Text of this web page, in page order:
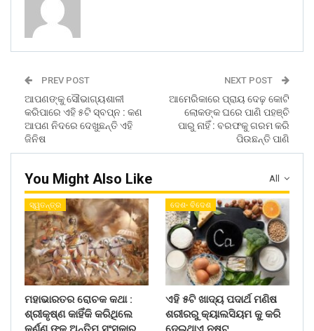
PREV POST
ଆପଣଙ୍କୁ ସୌଭାଗ୍ୟଶାଳୀ
କରିପାରେ ଏହି ୫ଟି ସ୍ବପ୍ନ : କଣ
ଆପଣ ନିଦରେ ଦେଖୁଛନ୍ତି ଏହି
ଜିନିଷ
NEXT POST
ଆମେରିକାରେ ପ୍ରାୟ ଦେଢ଼ କୋଟି
ଲୋକଙ୍କ ଘରେ ପାଣି ପହଞ୍ଚି
ପାରୁ ନାହିଁ : ବରଫକୁ ଗରମ କରି
ପିଉଛନ୍ତି ପାଣି
All
You Might Also Like
ସ୍ୱତନ୍ତ୍ର
ମହାଭାରତର ରୋଚକ କଥା :
ଶ୍ରୀକୃଷ୍ଣ କାହିଁକି କରିଥିଲେ
ଦେଶ- ବିଦେଶ
ଏହି ୫ଟି ଖାଦ୍ୟ ପଦାର୍ଥ ମଣିଷ
ଶରୀରରୁ କ୍ୟାଲସିୟମ କୁ କରି